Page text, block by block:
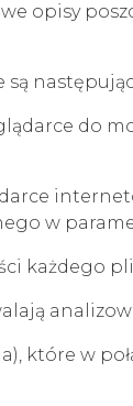
opisy
do
w
każdego
które w